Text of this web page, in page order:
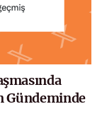
Gündeminde